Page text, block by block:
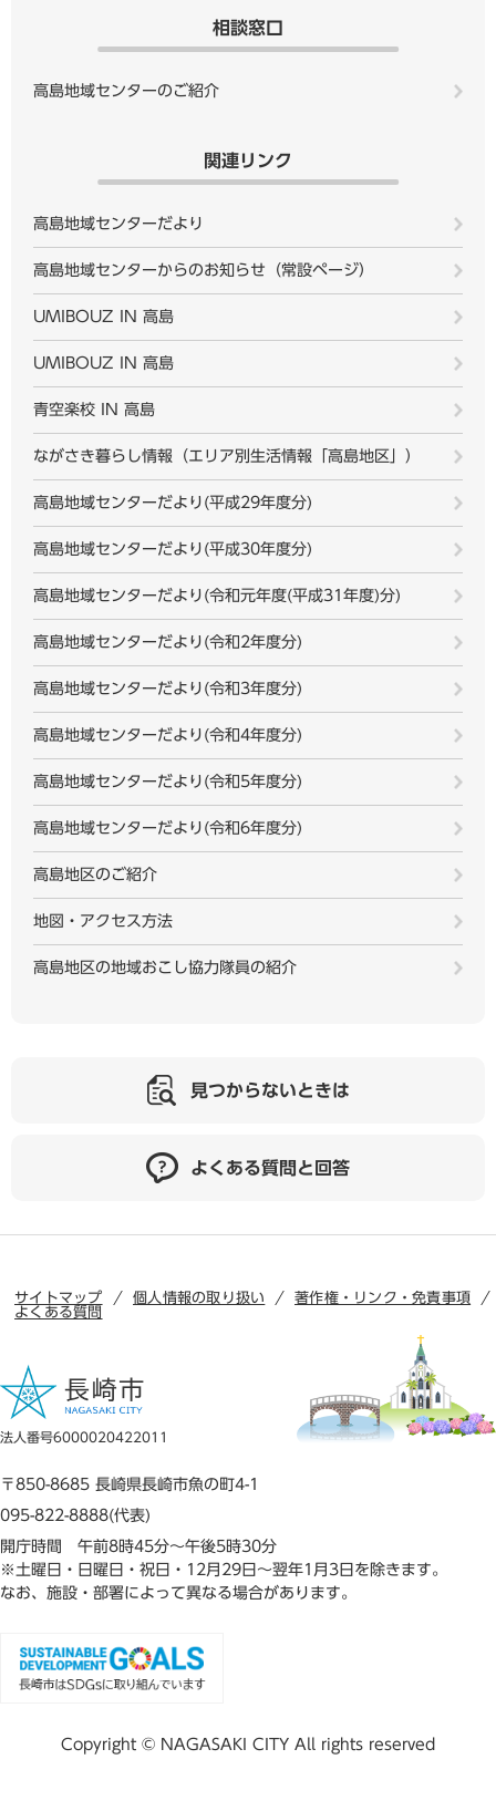
相談窓口
高島地域センターのご紹介
関連リンク
高島地域センターだより
高島地域センターからのお知らせ（常設ページ）
UMIBOUZ IN 高島
UMIBOUZ IN 高島
青空楽校 IN 高島
ながさき暮らし情報（エリア別生活情報「高島地区」）
高島地域センターだより(平成29年度分)
高島地域センターだより(平成30年度分)
高島地域センターだより(令和元年度(平成31年度)分)
高島地域センターだより(令和2年度分)
高島地域センターだより(令和3年度分)
高島地域センターだより(令和4年度分)
高島地域センターだより(令和5年度分)
高島地域センターだより(令和6年度分)
高島地区のご紹介
地図・アクセス方法
高島地区の地域おこし協力隊員の紹介
見つからないときは
よくある質問と回答
サイトマップ 個人情報の取り扱い
著作権・リンク・免責事項
よくある質問
法人番号6000020422011
〒850-8685 長崎県長崎市魚の町4-1
095-822-8888(代表)
開庁時間 午前8時45分～午後5時30分
※土曜日・日曜日・祝日・12月29日～翌年1月3日を除きます。
なお、施設・部署によって異なる場合があります。
Copyright © NAGASAKI CITY All rights reserved